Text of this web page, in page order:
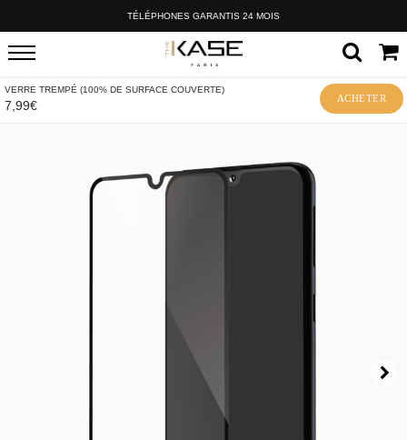
TÉLÉPHONES GARANTIS 24 MOIS
VERRE TREMPÉ (100% DE SURFACE COUVERTE)
7,99€ ACHETER